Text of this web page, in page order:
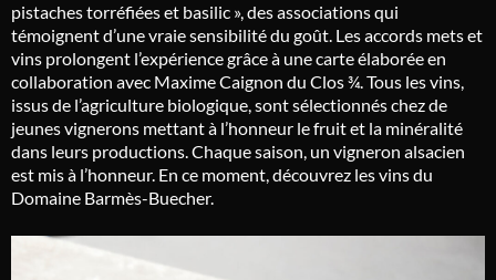
pistaches torréfiées et basilic », des associations qui
témoignent d’une vraie sensibilité du goût. Les accords mets et
vins prolongent l’expérience grâce à une carte élaborée en
collaboration avec Maxime Caignon du Clos ¾. Tous les vins,
issus de l’agriculture biologique, sont sélectionnés chez de
jeunes vignerons mettant à l’honneur le fruit et la minéralité
dans leurs productions. Chaque saison, un vigneron alsacien
est mis à l’honneur. En ce moment, découvrez les vins du
Domaine Barmès-Buecher.